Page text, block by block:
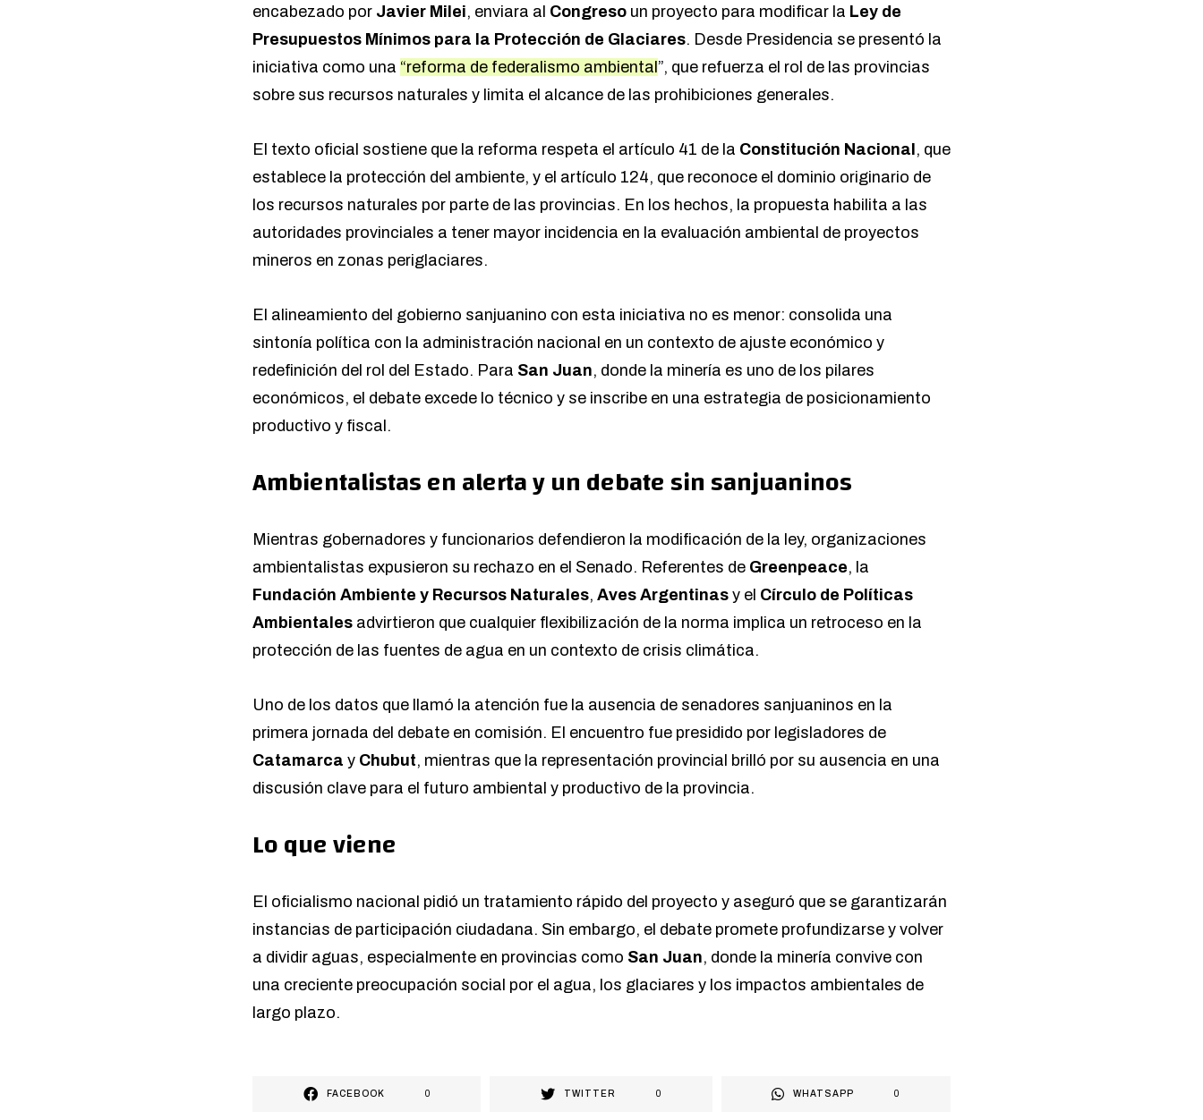
encabezado por Javier Milei, enviara al Congreso un proyecto para modificar la Ley de
Presupuestos Mínimos para la Protección de Glaciares. Desde Presidencia se presentó la
iniciativa como una “reforma de federalismo ambiental ”, que refuerza el rol de las provincias
sobre sus recursos naturales y limita el alcance de las prohibiciones generales.
El texto oficial sostiene que la reforma respeta el artículo 41 de la Constitución Nacional , que
establece la protección del ambiente, y el artículo 124, que reconoce el dominio originario de
los recursos naturales por parte de las provincias. En los hechos, la propuesta habilita a las
autoridades provinciales a tener mayor incidencia en la evaluación ambiental de proyectos
mineros en zonas periglaciares.
El alineamiento del gobierno sanjuanino con esta iniciativa no es menor: consolida una
sintonía política con la administración nacional en un contexto de ajuste económico y
redefinición del rol del Estado. Para San Juan, donde la minería es uno de los pilares
económicos, el debate excede lo técnico y se inscribe en una estrategia de posicionamiento
productivo y fiscal.
Ambientalistas en alerta y un debate sin sanjuaninos
Mientras gobernadores y funcionarios defendieron la modificación de la ley, organizaciones
ambientalistas expusieron su rechazo en el Senado. Referentes de Greenpeace, la
Fundación Ambiente y Recursos Naturales, Aves Argentinas y el Círculo de Políticas
Ambientales advirtieron que cualquier flexibilización de la norma implica un retroceso en la
protección de las fuentes de agua en un contexto de crisis climática.
Uno de los datos que llamó la atención fue la ausencia de senadores sanjuaninos en la
primera jornada del debate en comisión. El encuentro fue presidido por legisladores de
Catamarca y Chubut, mientras que la representación provincial brilló por su ausencia en una
discusión clave para el futuro ambiental y productivo de la provincia.
Lo que viene
El oficialismo nacional pidió un tratamiento rápido del proyecto y aseguró que se garantizarán
instancias de participación ciudadana. Sin embargo, el debate promete profundizarse y volver
a dividir aguas, especialmente en provincias como San Juan, donde la minería convive con
una creciente preocupación social por el agua, los glaciares y los impactos ambientales de
largo plazo.
FACEBOOK 0 TWITTER 0 WHATSAPP 0